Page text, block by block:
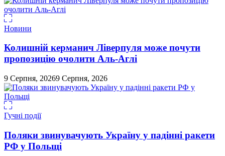
Новини
Колишній керманич Ліверпуля може почути
пропозицію очолити Аль-Аглі
9 Серпня, 20269 Серпня, 2026
Гучні події
Поляки звинувачують Україну у падінні ракети
РФ у Польщі